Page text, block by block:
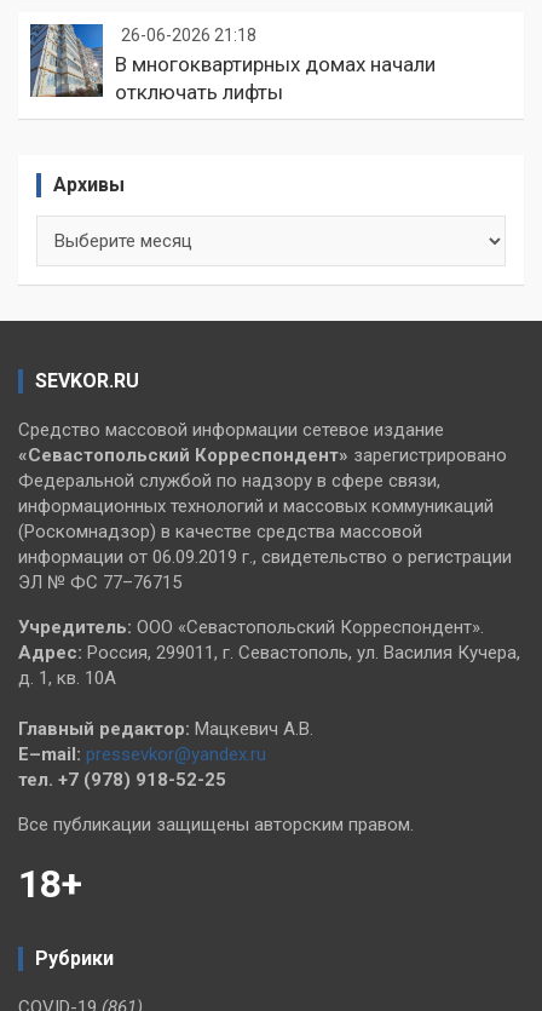
26-06-2026 21:18
В многоквартирных домах начали
отключать лифты
Архивы
SEVKOR.RU
Средство массовой информации сетевое издание
«Севастопольский Корреспондент» зарегистрировано
Федеральной службой по надзору в сфере связи,
информационных технологий и массовых коммуникаций
(Роскомнадзор) в качестве средства массовой
информации от 06.09.2019 г., свидетельство о регистрации
ЭЛ № ФС 77–76715
Учредитель: ООО «Севастопольский Корреспондент».
Адрес: Россия, 299011, г. Севастополь, ул. Василия Кучера,
д. 1, кв. 10А
Главный редактор: Мацкевич А.В.
E–mail: pressevkor@yandex.ru
тел. +7 (978) 918-52-25
Все публикации защищены авторским правом.
18+
Рубрики